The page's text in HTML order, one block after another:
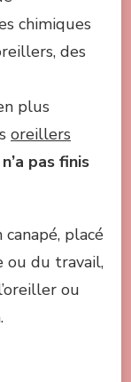
chimiques
des
plus
oreillers
pas finis
placé
ou du travail,
ou